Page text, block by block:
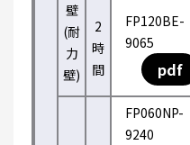
壁
(耐
力
壁)
2
時
間
FP120BE-
9065
pdf
FP060NP-
9240